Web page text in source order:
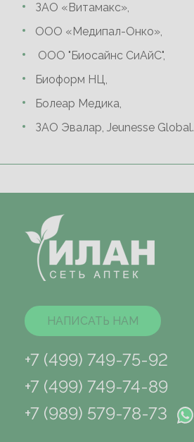
ЗАО «Витамакс»,
ООО «Медипал-Онко»,
ООО "Биосайнс СиАйС",
Биоформ НЦ,
Болеар Медика,
ЗАО Эвалар, Jeunesse Global.
НАПИСАТЬ НАМ
+7 (499) 749-75-92
+7 (499) 749-74-89
+7 (989) 579-78-73